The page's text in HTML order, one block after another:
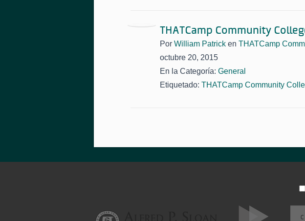
THATCamp Community
Por William Patrick en THATCamp
octubre 20, 2015
En la Categoría: General
Etiquetado: THATCamp Community